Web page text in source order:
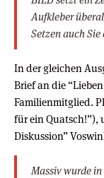
Aufkleber
Setzen auch
In der gleichen
Brief an die
Familienmitglied.
für ein Quatsch!”),
Diskussion”
Massiv wurde